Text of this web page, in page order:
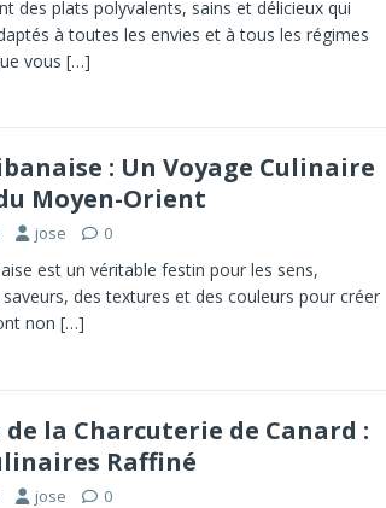
des plats polyvalents, sains et délicieux qui
à toutes les envies et à tous les régimes
vous […]
: Un Voyage Culinaire
Moyen-Orient
jose 0
est un véritable festin pour les sens,
des textures et des couleurs pour créer
non […]
de la Charcuterie de Canard :
Raffiné
jose 0